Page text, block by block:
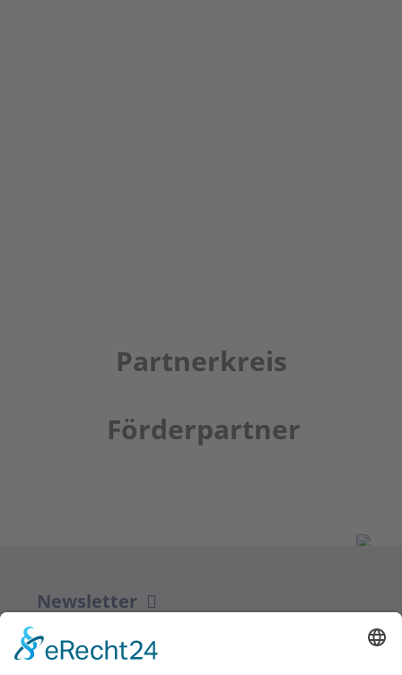
Partnerkreis
Förderpartner
Newsletter
ZUR ANMELDUNG